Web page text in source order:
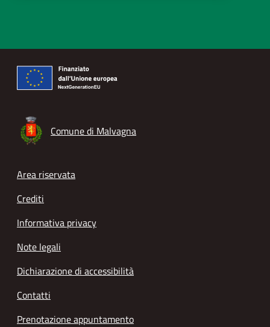
Comune di Malvagna
Footer menu
Area riservata
Crediti
Informativa privacy
Note legali
Dichiarazione di accessibilità
Contatti
Prenotazione appuntamento